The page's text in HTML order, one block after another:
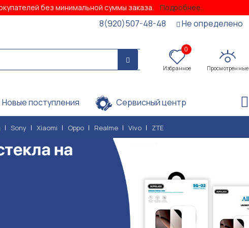
без минимальной суммы заказа. Подробнее...
8(920)507-48-48 Не определено
0
Избранное Просмотренные
Новые поступления Сервисный центр
Sony Xiaomi Oppo Realme Vivo ZTE